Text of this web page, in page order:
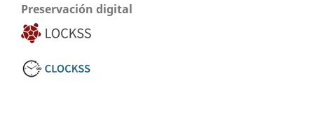
Preservación digital